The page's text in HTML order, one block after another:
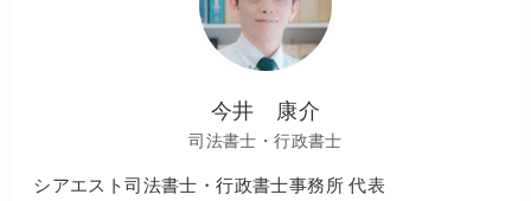
今井 康介
司法書士・行政書士
シアエスト司法書士・行政書士事務所 代表